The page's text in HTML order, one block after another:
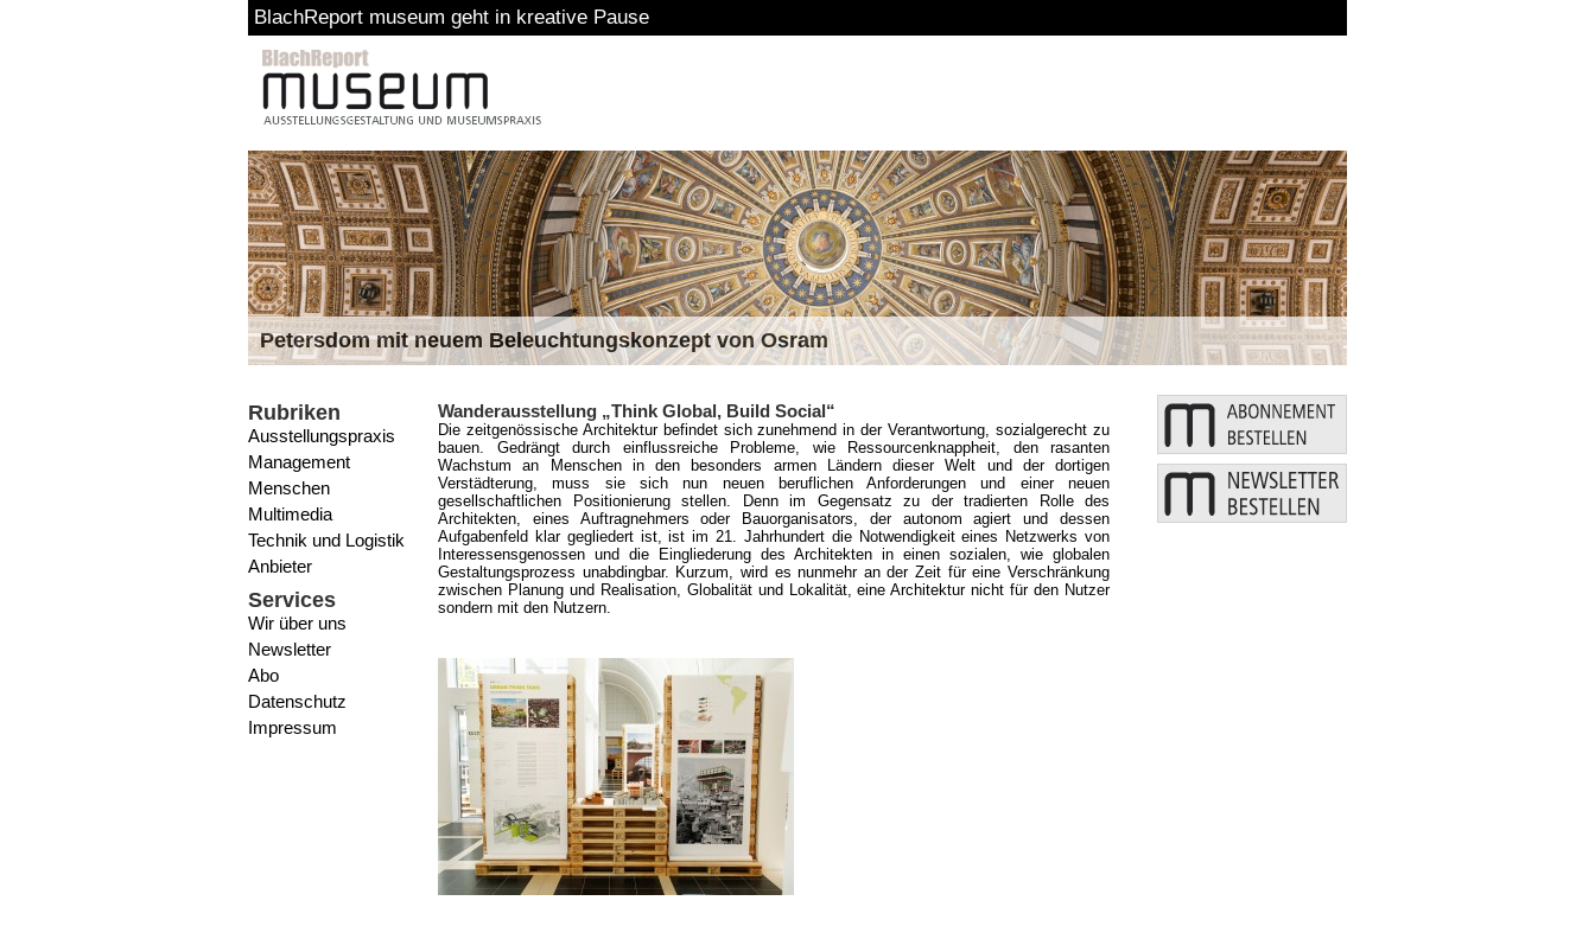
BlachReport museum geht in kreative Pause
Petersdom mit neuem Beleuchtungskonzept von Osram
Rubriken
Ausstellungspraxis
Management
Menschen
Multimedia
Technik und Logistik
Anbieter
Services
Wir über uns
Newsletter
Abo
Datenschutz
Impressum
Wanderausstellung „Think Global, Build Social“
Die zeitgenössische Architektur befindet sich zunehmend in der Verantwortung, sozialgerecht zu
bauen. Gedrängt durch einflussreiche Probleme, wie Ressourcenknappheit, den rasanten
Wachstum an Menschen in den besonders armen Ländern dieser Welt und der dortigen
Verstädterung, muss sie sich nun neuen beruflichen Anforderungen und einer neuen
gesellschaftlichen Positionierung stellen. Denn im Gegensatz zu der tradierten Rolle des
Architekten, eines Auftragnehmers oder Bauorganisators, der autonom agiert und dessen
Aufgabenfeld klar gegliedert ist, ist im 21. Jahrhundert die Notwendigkeit eines Netzwerks von
Interessensgenossen und die Eingliederung des Architekten in einen sozialen, wie globalen
Gestaltungsprozess unabdingbar. Kurzum, wird es nunmehr an der Zeit für eine Verschränkung
zwischen Planung und Realisation, Globalität und Lokalität, eine Architektur nicht für den Nutzer
sondern mit den Nutzern.